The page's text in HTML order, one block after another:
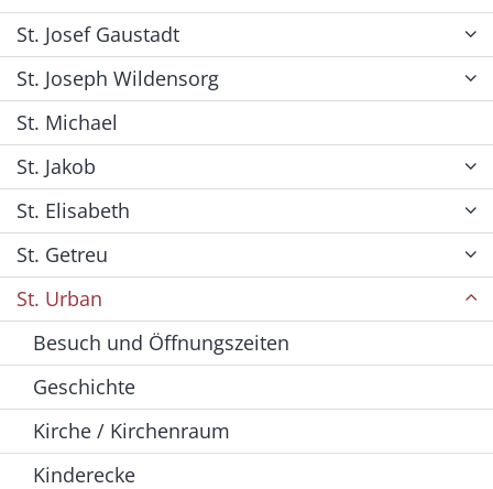
St. Josef Gaustadt
St. Joseph Wildensorg
St. Michael
St. Jakob
St. Elisabeth
St. Getreu
St. Urban
Besuch und Öffnungszeiten
Geschichte
Kirche / Kirchenraum
Kinderecke